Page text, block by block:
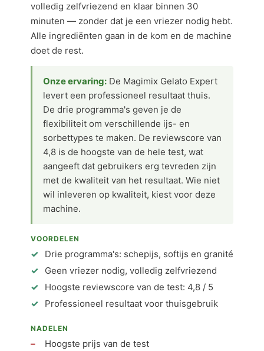
volledig zelfvriezend en klaar binnen 30
minuten — zonder dat je een vriezer nodig hebt.
Alle ingrediënten gaan in de kom en de machine
doet de rest.
Onze ervaring: De Magimix Gelato Expert
levert een professioneel resultaat thuis.
De drie programma's geven je de
flexibiliteit om verschillende ijs- en
sorbettypes te maken. De reviewscore van
4,8 is de hoogste van de hele test, wat
aangeeft dat gebruikers erg tevreden zijn
met de kwaliteit van het resultaat. Wie niet
wil inleveren op kwaliteit, kiest voor deze
machine.
VOORDELEN
Drie programma's: schepijs, softijs en granité
Geen vriezer nodig, volledig zelfvriezend
Hoogste reviewscore van de test: 4,8 / 5
Professioneel resultaat voor thuisgebruik
NADELEN
Hoogste prijs van de test